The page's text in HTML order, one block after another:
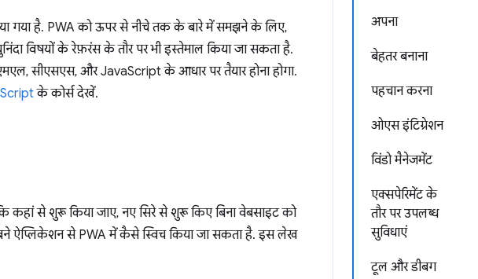
अपना
बेहतर बनाना
पहचान करना
ओएस इंटिग्रेशन
विंडो मैनेजमेंट
एक्सपेरिमेंट के
तौर पर उपलब्ध
सुविधाएं
टूल और डीबग
गया है. PWA को ऊपर से नीचे तक के बारे में समझने के लिए,
विषयों के रेफ़रंस के तौर पर भी इस्तेमाल किया जा सकता है.
सीएसएस, और JavaScript के आधार पर तैयार होना होगा.
के कोर्स देखें.
कहां से शुरू किया जाए, नए सिरे से शुरू किए बिना वेबसाइट को
बने ऐप्लिकेशन से PWA में कैसे स्विच किया जा सकता है. इस लेख